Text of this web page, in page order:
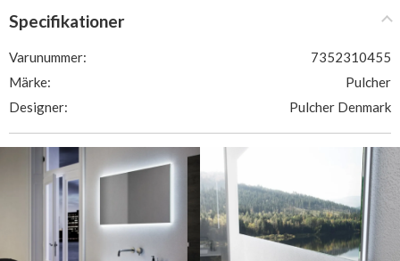
Specifikationer
Varunummer:
7352310455
Märke:
Pulcher
Designer:
Pulcher Denmark